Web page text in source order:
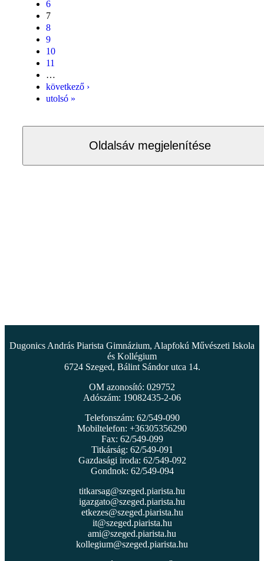
6
7
8
9
10
11
…
következő ›
utolsó »
Oldalsáv megjelenítése
Dugonics András Piarista Gimnázium, Alapfokú Művészeti Iskola
és Kollégium
6724 Szeged, Bálint Sándor utca 14.
OM azonosító: 029752
Adószám: 19082435-2-06
Telefonszám: 62/549-090
Mobiltelefon: +36305356290
Fax: 62/549-099
Titkárság: 62/549-091
Gazdasági iroda: 62/549-092
Gondnok: 62/549-094
titkarsag@szeged.piarista.hu
igazgato@szeged.piarista.hu
etkezes@szeged.piarista.hu
it@szeged.piarista.hu
ami@szeged.piarista.hu
kollegium@szeged.piarista.hu